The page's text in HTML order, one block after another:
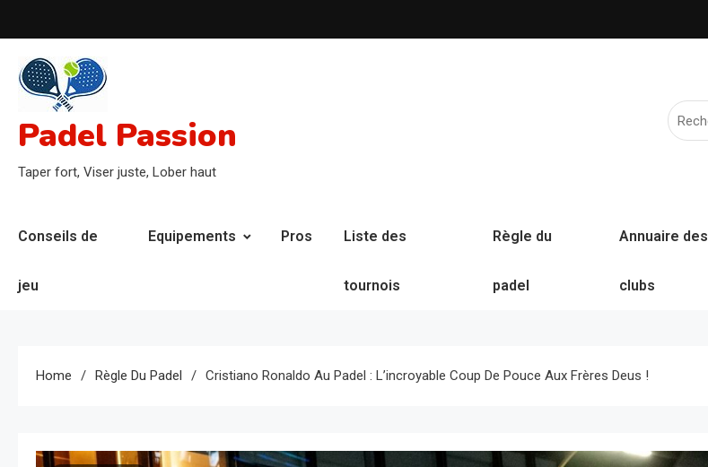
to
content
Padel Passion
Taper fort, Viser juste, Lober haut
Conseils de
jeu
Equipements Pros Liste des
tournois
Règle du
padel
Annuaire des
clubs
Home Règle Du Padel Cristiano Ronaldo Au Padel : L’incroyable Coup De Pouce Aux Frères Deus !